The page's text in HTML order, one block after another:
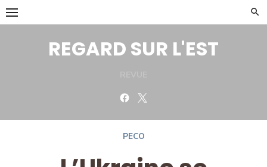
Skip
to
REGARD SUR L'EST
Facebook
PECO